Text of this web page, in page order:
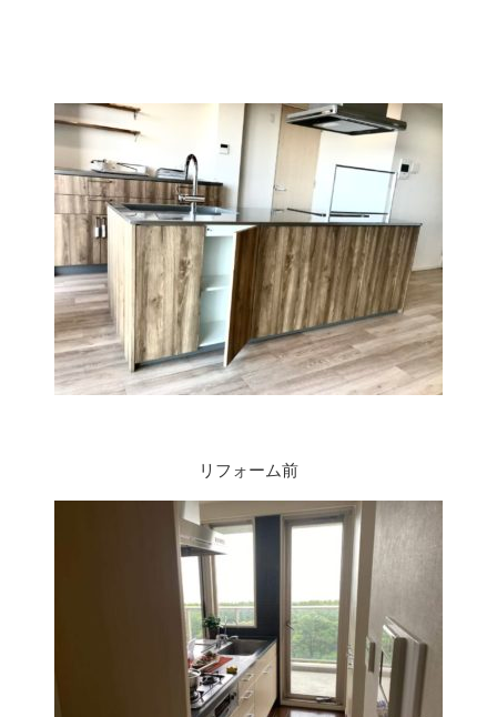
リフォーム前